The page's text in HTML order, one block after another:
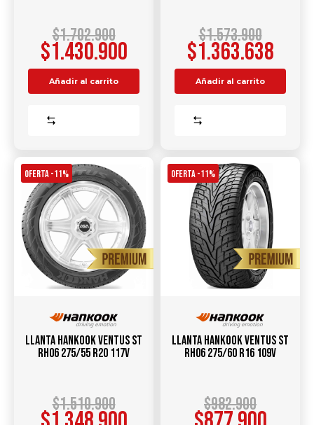
$1.702.900
$1.430.900
Añadir al carrito
$1.573.900
$1.363.638
Añadir al carrito
OFERTA -11%
Llanta HANKOOK Ventus ST
RH06 275/55 R20 117V
$1.510.900
OFERTA -11%
Llanta HANKOOK Ventus ST
RH06 275/60 R16 109V
$982.900